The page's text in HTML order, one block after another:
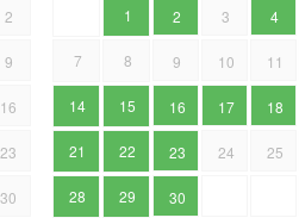
2
9
16
23
30
1 2 3 4
7 8 9 10 11
14 15 16 17 18
21 22 23 24 25
28 29 30